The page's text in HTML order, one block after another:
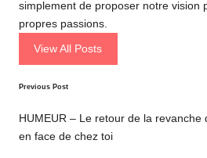
simplement de proposer notre vision
propres passions.
View All Posts
Post
navigation
Previous Post
HUMEUR – Le retour de la
en face de chez toi